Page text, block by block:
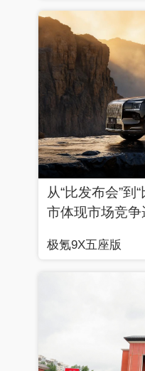
从“比发布会”到
市体现市场竞
极氪9X五座版